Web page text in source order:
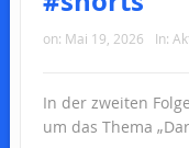
on: Mai 19, 2026 In:
In der zweiten
um das Thema